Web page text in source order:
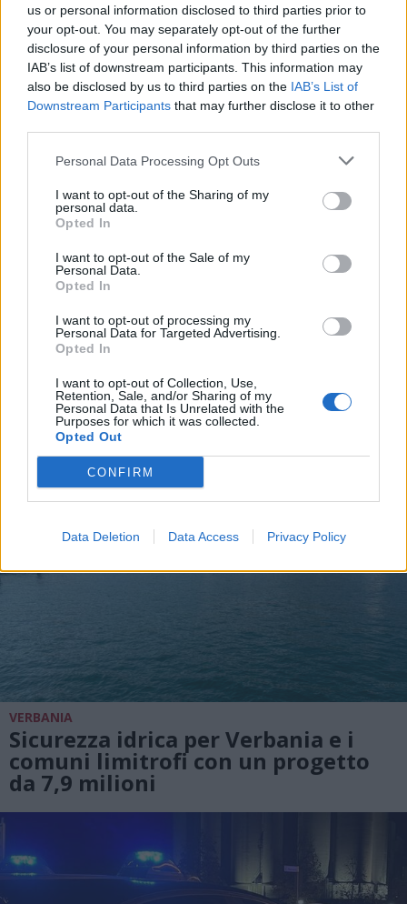
us or personal information disclosed to third parties prior to
your opt-out. You may separately opt-out of the further
disclosure of your personal information by third parties on the
IAB’s list of downstream participants. This information may
also be disclosed by us to third parties on the IAB’s List of
Downstream Participants that may further disclose it to other
Personal Data Processing Opt Outs
I want to opt-out of the Sharing of my
personal data.
Opted In
I want to opt-out of the Sale of my
Personal Data.
Opted In
I want to opt-out of processing my
Personal Data for Targeted Advertising.
Opted In
I want to opt-out of Collection, Use,
Retention, Sale, and/or Sharing of my
Personal Data that Is Unrelated with the
Purposes for which it was collected.
Opted Out
CONFIRM
Data Deletion Data Access Privacy Policy
VERBANIA
Cinque forristi francesi bloccati nel
Rio Rasiga: soccorso alpino in
azione a Bognanco
VERBANIA
Sicurezza idrica per Verbania e i
comuni limitrofi con un progetto
da 7,9 milioni